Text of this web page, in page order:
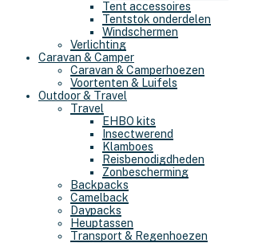
Tent accessoires
Tentstok onderdelen
Windschermen
Verlichting
Caravan & Camper
Caravan & Camperhoezen
Voortenten & Luifels
Outdoor & Travel
Travel
EHBO kits
Insectwerend
Klamboes
Reisbenodigdheden
Zonbescherming
Backpacks
Camelback
Daypacks
Heuptassen
Transport & Regenhoezen